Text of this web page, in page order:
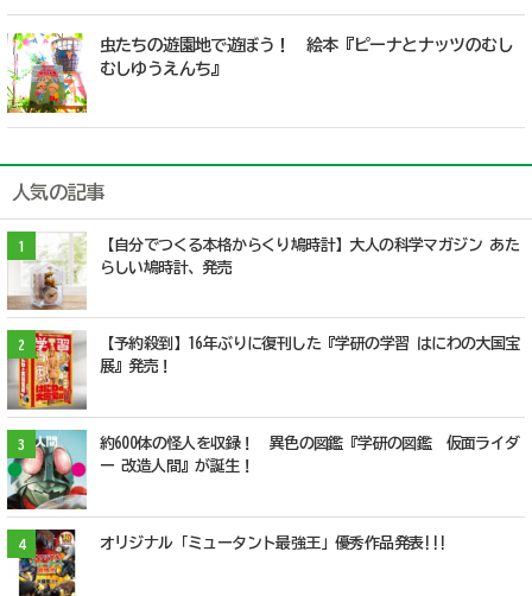
虫たちの遊園地で遊ぼう！ 絵本『ピーナとナッツのむし
むしゆうえんち』
人気の記事
1
【自分でつくる本格からくり鳩時計】大人の科学マガジン あた
らしい鳩時計、発売
2
【予約殺到】16年ぶりに復刊した『学研の学習 はにわの大国宝
展』発売！
3
約600体の怪人を収録！ 異色の図鑑『学研の図鑑 仮面ライダ
ー 改造人間』が誕生！
4 オリジナル「ミュータント最強王」優秀作品発表!!!